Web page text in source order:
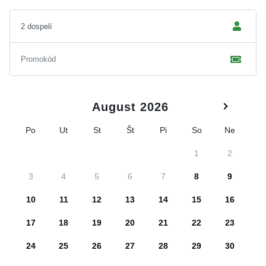
August 2026
Po Ut St Št Pi So Ne
1 2
3 4 5 6 7 8 9
10 11 12 13 14 15 16
17 18 19 20 21 22 23
24 25 26 27 28 29 30